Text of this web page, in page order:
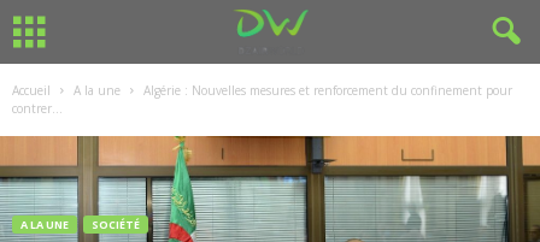
Accueil A la une
Algérie : Nouvelles mesures et renforcement du confinement pour
contrer...
A LA UNE SOCIÉTÉ